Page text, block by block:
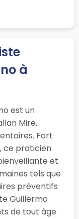
à
est un
Mire,
Fort
ce praticien
et
tels que
préventifs
Guillermo
de tout âge